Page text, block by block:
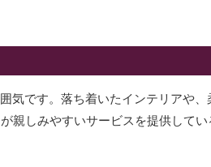
気です。落ち着いたインテリアや
親しみやすいサービスを提供して